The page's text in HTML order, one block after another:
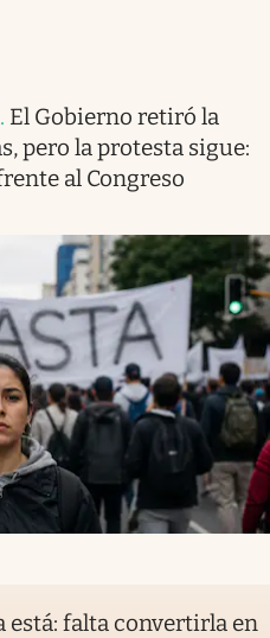
. El Gobierno retiró la
pero la protesta sigue:
al Congreso
está: falta convertirla en